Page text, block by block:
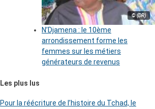
© (DR)
N’Djamena : le 10ème
arrondissement forme les
femmes sur les métiers
générateurs de revenus
Les plus lus
Pour la réécriture de l’histoire du Tchad, le